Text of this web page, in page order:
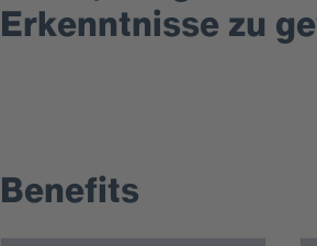
Erkenntnisse zu
Benefits